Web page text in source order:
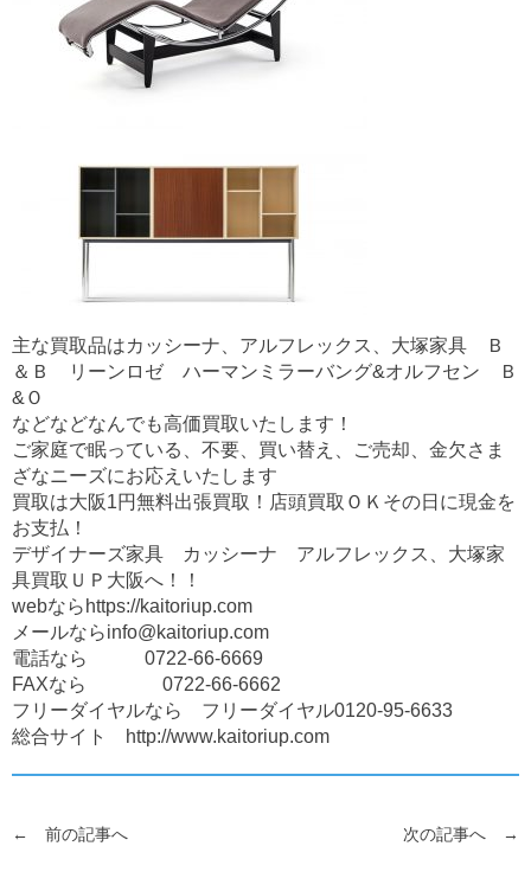
主な買取品はカッシーナ、アルフレックス、大塚家具 Ｂ
＆Ｂ リーンロゼ ハーマンミラーバング&オルフセン Ｂ
&Ｏ
などなどなんでも高価買取いたします！
ご家庭で眠っている、不要、買い替え、ご売却、金欠さま
ざなニーズにお応えいたします
買取は大阪1円無料出張買取！店頭買取ＯＫその日に現金を
お支払！
デザイナーズ家具 カッシーナ アルフレックス、大塚家
具買取ＵＰ大阪へ！！
webならhttps://kaitoriup.com
メールならinfo@kaitoriup.com
電話なら 0722-66-6669
FAXなら 0722-66-6662
フリーダイヤルなら フリーダイヤル0120-95-6633
総合サイト http://www.kaitoriup.com
← 前の記事へ 次の記事へ →